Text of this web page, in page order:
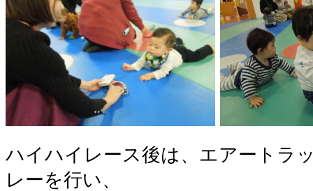
ハイハイレース後は、エアートラ
レーを行い、